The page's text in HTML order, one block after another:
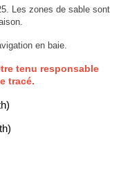
Les zones de sable sont
en baie.
tenu responsable
tracé.